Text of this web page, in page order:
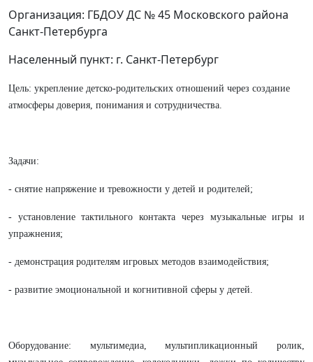
Организация: ГБДОУ ДС № 45 Московского района
Санкт-Петербурга
Населенный пункт: г. Санкт-Петербург
Цель: укрепление детско-родительских отношений через создание
атмосферы доверия, понимания и сотрудничества.
Задачи:
- снятие напряжение и тревожности у детей и родителей;
- установление тактильного контакта через музыкальные игры и
упражнения;
- демонстрация родителям игровых методов взаимодействия;
- развитие эмоциональной и когнитивной сферы у детей.
Оборудование: мультимедиа, мультипликационный ролик,